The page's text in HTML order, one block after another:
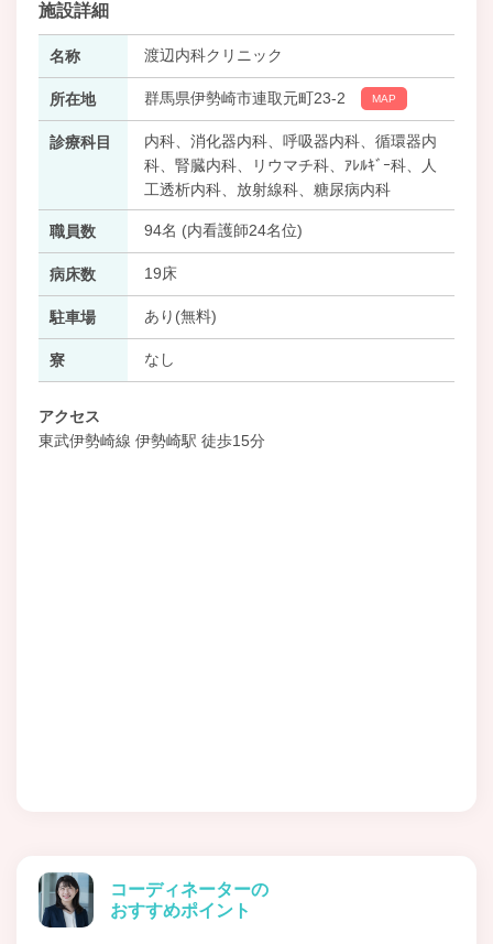
施設詳細
名称 渡辺内科クリニック
所在地 群馬県伊勢崎市連取元町23-2 MAP
診療科目
内科、消化器内科、呼吸器内科、循環器内
科、腎臓内科、リウマチ科、ｱﾚﾙｷﾞｰ科、人
工透析内科、放射線科、糖尿病内科
職員数 94名 (内看護師24名位)
病床数 19床
駐車場 あり(無料)
寮 なし
アクセス
東武伊勢崎線 伊勢崎駅 徒歩15分
コーディネーターの
おすすめポイント